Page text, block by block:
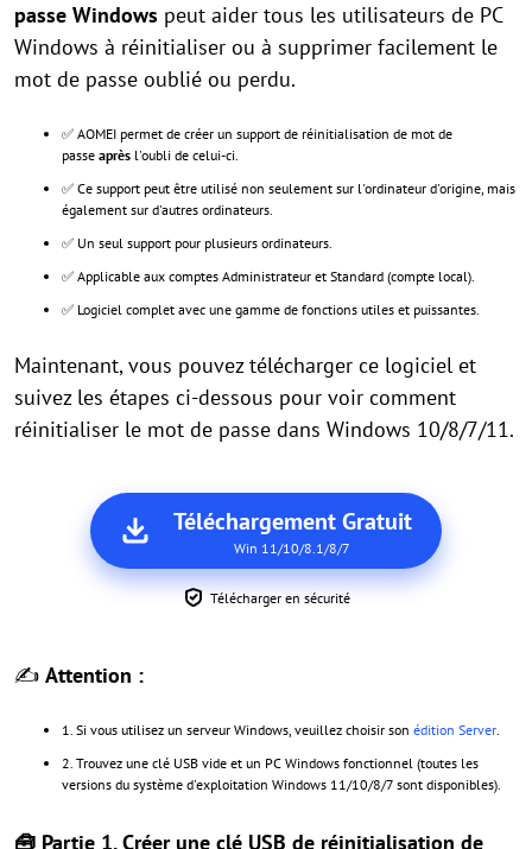
passe Windows peut aider tous les utilisateurs de PC
Windows à réinitialiser ou à supprimer facilement le
mot de passe oublié ou perdu.
✅ AOMEI permet de créer un support de réinitialisation de mot de
passe après l'oubli de celui-ci.
✅ Ce support peut être utilisé non seulement sur l'ordinateur d'origine, mais
également sur d'autres ordinateurs.
✅ Un seul support pour plusieurs ordinateurs.
✅ Applicable aux comptes Administrateur et Standard (compte local).
✅ Logiciel complet avec une gamme de fonctions utiles et puissantes.
Maintenant, vous pouvez télécharger ce logiciel et
suivez les étapes ci-dessous pour voir comment
réinitialiser le mot de passe dans Windows 10/8/7/11.
Téléchargement Gratuit
Win 11/10/8.1/8/7
Télécharger en sécurité
✍ Attention :
1. Si vous utilisez un serveur Windows, veuillez choisir son édition Server.
2. Trouvez une clé USB vide et un PC Windows fonctionnel (toutes les
versions du système d'exploitation Windows 11/10/8/7 sont disponibles).
🧰 Partie 1. Créer une clé USB de réinitialisation de